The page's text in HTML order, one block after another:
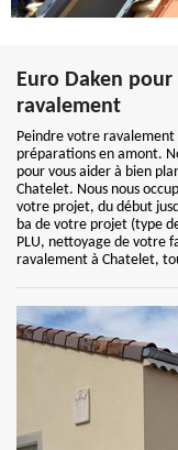
Euro Daken
ravalement
Peindre votre
préparations en amont.
pour vous aider à bien
Chatelet. Nous nous
votre projet, du début
ba de votre projet (type
PLU, nettoyage de votre
ravalement à Chatelet,